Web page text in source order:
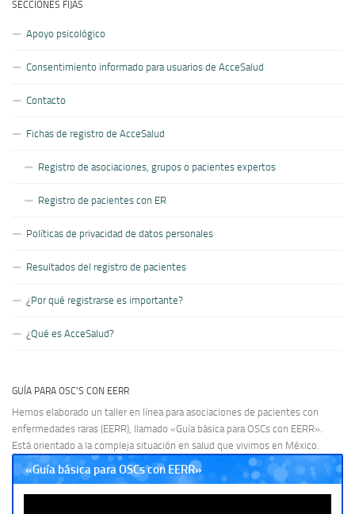
SECCIONES FIJAS
Apoyo psicológico
Consentimiento informado para usuarios de AcceSalud
Contacto
Fichas de registro de AcceSalud
Registro de asociaciones, grupos o pacientes expertos
Registro de pacientes con ER
Políticas de privacidad de datos personales
Resultados del registro de pacientes
¿Por qué registrarse es importante?
¿Qué es AcceSalud?
GUÍA PARA OSC’S CON EERR
Hemos elaborado un taller en línea para asociaciones de pacientes con
enfermedades raras (EERR), llamado «Guía básica para OSCs con EERR».
Está orientado a la compleja situación en salud que vivimos en México.
«Guía básica para OSCs con EERR»